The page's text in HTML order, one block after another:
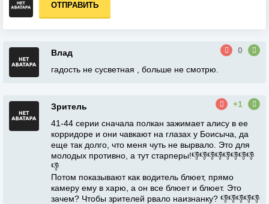
ОТПРАВИТЬ
Влад
0
гадость не сусветная , больше не смотрю.
Зритель
+1
41-44 серии сначала полкан зажимает алису в ее
корридоре и они чавкают на глазах у Боисыча, да
еще так долго, что меня чуть не вырвало. Это для
молодых противно, а тут старперы!👎👎👎👎👎👎👎👎
👎
Потом показывают как водитель блюет, прямо
камеру ему в харю, а он все блюет и блюет. Это
зачем? Чтобы зрителей рвало наизнанку? 👎👎👎👎👎